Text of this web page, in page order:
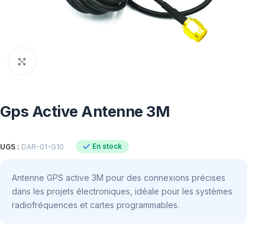
Gps Active Antenne 3M
UGS : DAR-01-G10 En stock
Antenne GPS active 3M pour des connexions précises
dans les projets électroniques, idéale pour les systèmes
radiofréquences et cartes programmables.